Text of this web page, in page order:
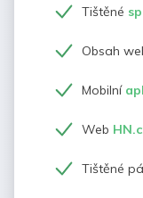
Tištěné
Obsah
Mobilní
Web
Tištěné